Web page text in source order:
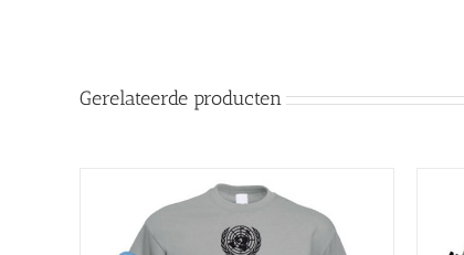
Gerelateerde producten